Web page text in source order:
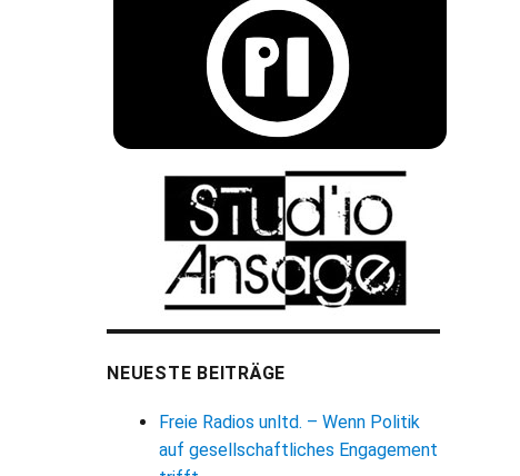
NEUESTE BEITRÄGE
Freie Radios unltd. – Wenn Politik
auf gesellschaftliches Engagement